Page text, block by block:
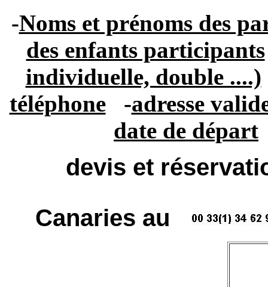
-Noms et prénoms des
des enfants participants
individuelle, double ....)
téléphone-adresse
date de départ
devis et
Canaries au